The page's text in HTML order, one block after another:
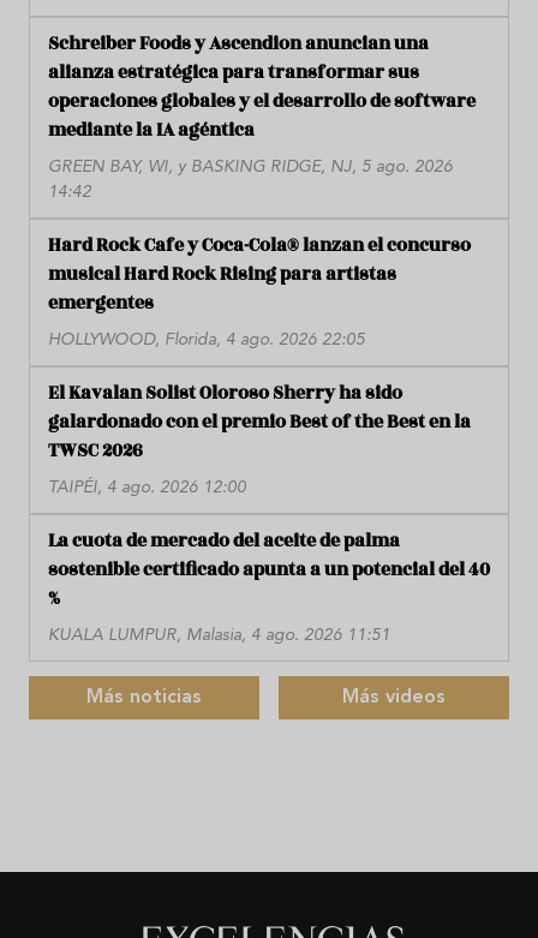
Schreiber Foods y Ascendion anuncian una
alianza estratégica para transformar sus
operaciones globales y el desarrollo de software
mediante la IA agéntica
GREEN BAY, WI, y BASKING RIDGE, NJ, 5 ago. 2026
14:42
Hard Rock Cafe y Coca-Cola® lanzan el concurso
musical Hard Rock Rising para artistas
emergentes
HOLLYWOOD, Florida, 4 ago. 2026 22:05
El Kavalan Solist Oloroso Sherry ha sido
galardonado con el premio Best of the Best en la
TWSC 2026
TAIPÉI, 4 ago. 2026 12:00
La cuota de mercado del aceite de palma
sostenible certificado apunta a un potencial del 40
%
KUALA LUMPUR, Malasia, 4 ago. 2026 11:51
Más noticias Más videos